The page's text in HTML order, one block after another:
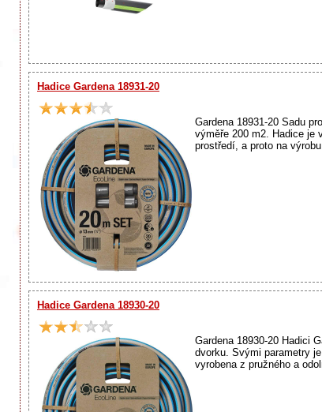
Hadice Gardena 18931-20
Gardena 18931-20 Sadu
výměře 200 m2. Hadice je
prostředí, a proto na
Hadice Gardena 18930-20
Gardena 18930-20 Hadici
dvorku. Svými parametry
vyrobena z pružného a